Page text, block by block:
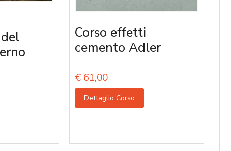
Corso effetti
cemento Adler
€ 61,00
Dettaglio Corso